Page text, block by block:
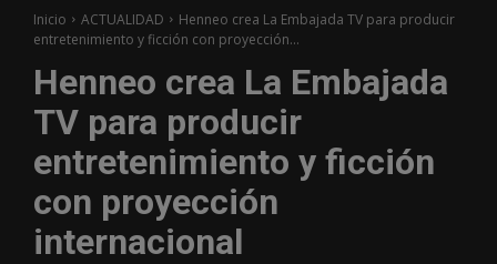
Inicio ACTUALIDAD
Henneo crea La Embajada TV para producir
entretenimiento y ficción con proyección...
Henneo crea La Embajada
TV para producir
entretenimiento y ficción
con proyección
internacional